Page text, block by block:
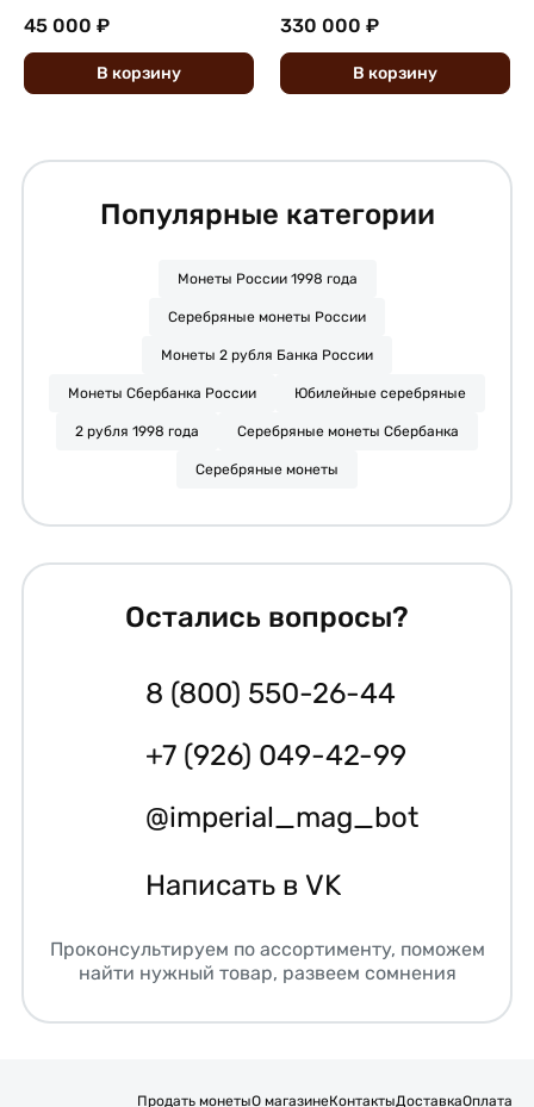
45 000 ₽
В корзину
330 000 ₽
В корзину
Популярные категории
Монеты России 1998 года
Серебряные монеты России
Монеты 2 рубля Банка России
Монеты Сбербанка России Юбилейные серебряные
2 рубля 1998 года Серебряные монеты Сбербанка
Серебряные монеты
Остались вопросы?
8 (800) 550-26-44
+7 (926) 049-42-99
@imperial_mag_bot
Написать в VK
Проконсультируем по ассортименту, поможем
найти нужный товар, развеем сомнения
Продать монетыО магазинеКонтактыДоставкаОплата